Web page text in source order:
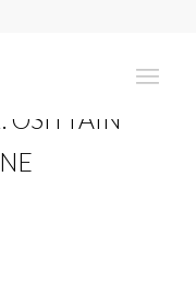
OSITTAIN